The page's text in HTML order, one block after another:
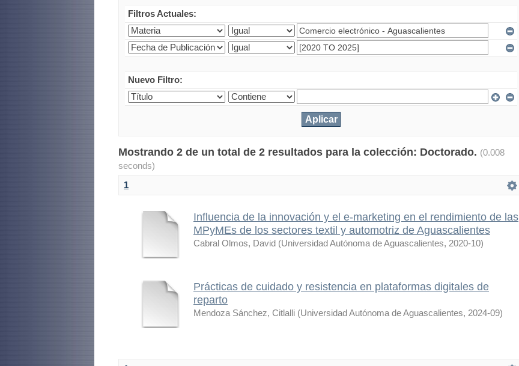
Filtros Actuales:
Nuevo Filtro:
Mostrando 2 de un total de 2 resultados para la colección: Doctorado. (0.008
seconds)
1
Influencia de la innovación y el e-marketing en el rendimiento de las
MPyMEs de los sectores textil y automotriz de Aguascalientes
Cabral Olmos, David (Universidad Autónoma de Aguascalientes, 2020-10)
Prácticas de cuidado y resistencia en plataformas digitales de
reparto
Mendoza Sánchez, Citlalli (Universidad Autónoma de Aguascalientes, 2024-09)